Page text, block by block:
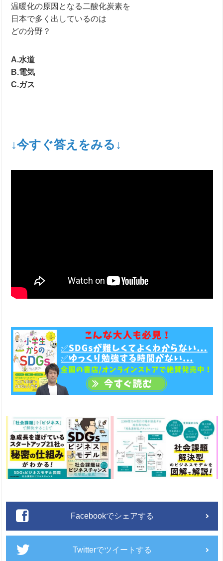
温暖化の原因となる二酸化炭素を
日本で多く出しているのは
どの分野？
A.水道
B.電気
C.ガス
↓今すぐ答えをみる↓
Facebookでシェアする
Twitterでツイートする